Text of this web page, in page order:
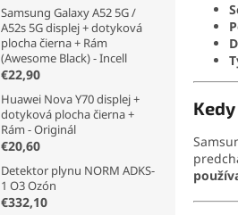
Samsung Galaxy A52 5G /
A52s 5G displej + dotyková
plocha čierna + Rám
(Awesome Black) - Incell
€22,90
Huawei Nova Y70 displej +
dotyková plocha čierna +
Rám - Originál
€20,60
Detektor plynu NORM ADKS-
1 O3 Ozón
€332,10